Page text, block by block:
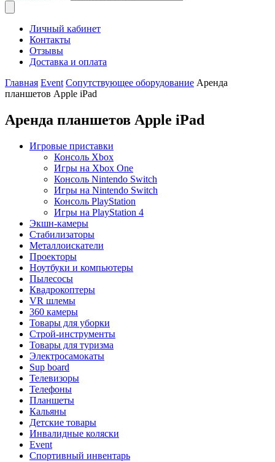
Личный кабинет
Контакты
Отзывы
Доставка и оплата
Главная Event Сопутствующее оборудование Аренда
планшетов Apple iPad
Аренда планшетов Apple iPad
Игровые приставки
Консоль Xbox
Игры на Xbox One
Консоль Nintendo Switch
Игры на Nintendo Switch
Консоль PlayStation
Игры на PlayStation 4
Экшн-камеры
Стабилизаторы
Металлоискатели
Проекторы
Ноутбуки и компьютеры
Пылесосы
Квадрокоптеры
VR шлемы
360 камеры
Товары для уборки
Строй-инструменты
Товары для туризма
Электросамокаты
Sup board
Телевизоры
Телефоны
Планшеты
Кальяны
Детские товары
Инвалидные коляски
Event
Спортивный инвентарь